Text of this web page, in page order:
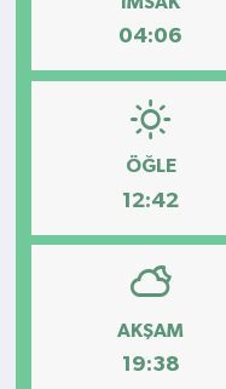
04:06
ÖĞLE
12:42
AKŞAM
19:38